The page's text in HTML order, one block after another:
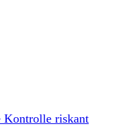
Kontrolle riskant